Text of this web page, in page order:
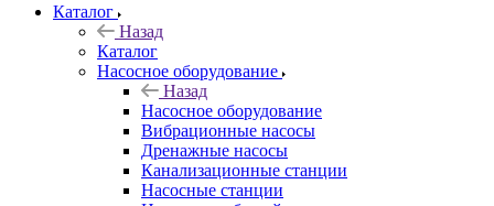
Каталог
Назад
Каталог
Насосное оборудование
Назад
Насосное оборудование
Вибрационные насосы
Дренажные насосы
Канализационные станции
Насосные станции